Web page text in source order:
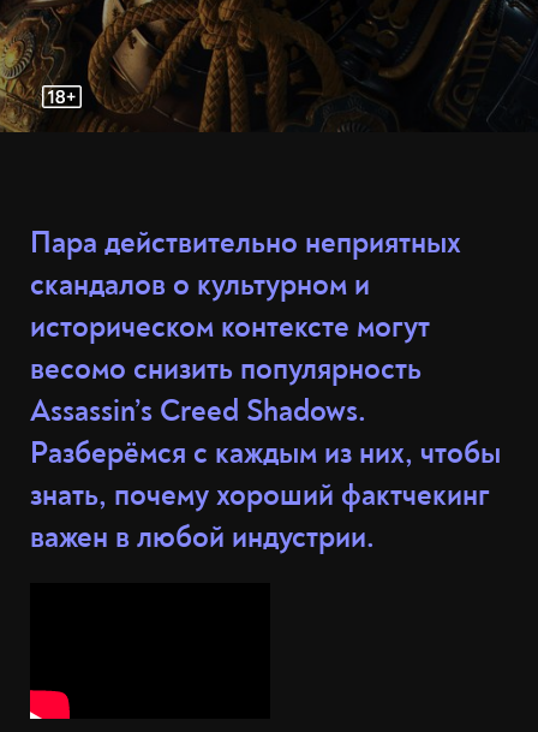
Пара действительно неприятных
скандалов о культурном и
историческом контексте могут
весомо снизить популярность
Assassin’s Creed Shadows.
Разберёмся с каждым из них, чтобы
знать, почему хороший фактчекинг
важен в любой индустрии.